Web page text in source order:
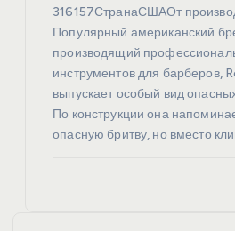
316157СтранаСШАОт
Популярный американский
производящий
инструментов для барберов,
выпускает особый вид
По конструкции она
опасную бритву, но вместо